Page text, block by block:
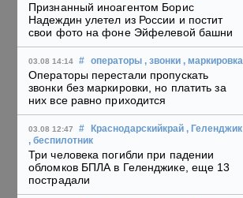
Признанный иноагентом Борис
Надеждин улетел из России и постит
свои фото на фоне Эйфелевой башни
03.08 14:14 # операторы , звонки , маркировка
Операторы перестали пропускать
звонки без маркировки, но платить за
них все равно приходится
03.08 12:47 # Краснодарскийкрай , Геленджик
, беспилотник
Три человека погибли при падении
обломков БПЛА в Геленджике, еще 13
пострадали